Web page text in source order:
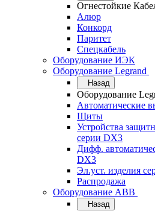
Огнестойкие
Алюр
Конкорд
Паритет
Спецкабель
Оборудование ИЭК
Оборудование Legrand
Назад
Оборудование
Автоматические
Щиты
Устройства
серии DX3
Дифф.
DX3
Эл.уст. изделия
Распродажа
Оборудование АВВ
Назад